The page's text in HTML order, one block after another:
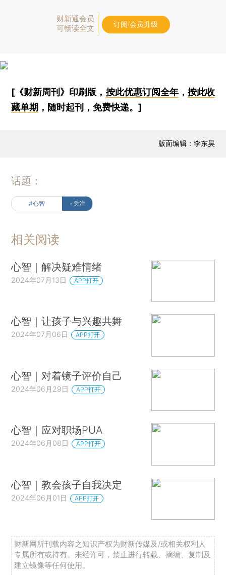
财新通会员
可畅读全文
订阅/会员升级
[《财新周刊》印刷版， 按此优惠订阅全年， 按此收
藏单期 ，随时起刊，免费快递。]
版面编辑：李东昊
话题：
#心智 +关注
相关阅读
心智｜解决疑难情绪
2024年07月13日 APP打开
心智｜让孩子与兴趣共舞
2024年07月06日 APP打开
心智｜对着镜子评价自己
2024年06月29日 APP打开
心智｜应对职场PUA
2024年06月08日 APP打开
心智｜教会孩子自我决定
2024年06月01日 APP打开
财新网所刊载内容之知识产权为财新传媒及/或相关权利人
专属所有或持有。未经许可，禁止进行转载、摘编、复制及
建立镜像等任何使用。